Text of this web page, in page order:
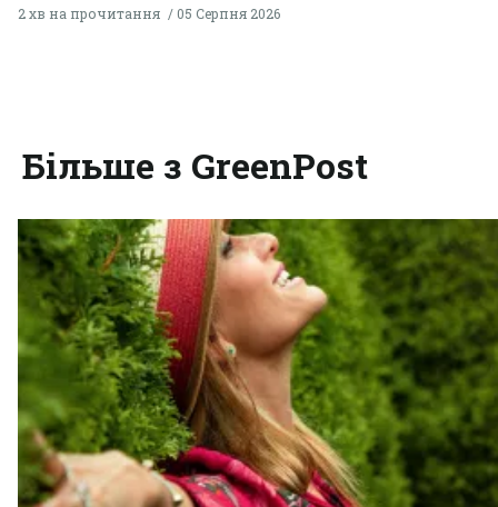
2 хв на прочитання 05 Серпня 2026
Більше з GreenPost